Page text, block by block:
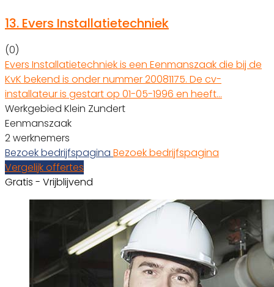
13. Evers Installatietechniek
(0)
Evers Installatietechniek is een Eenmanszaak die bij de
KvK bekend is onder nummer 20081175. De cv-
installateur is gestart op 01-05-1996 en heeft…
Werkgebied Klein Zundert
Eenmanszaak
2 werknemers
Bezoek bedrijfspagina Bezoek bedrijfspagina
Vergelijk offertes
Gratis - Vrijblijvend